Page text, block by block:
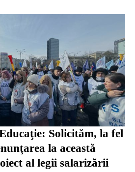
Solicităm, la fel
la această
al legii salarizării